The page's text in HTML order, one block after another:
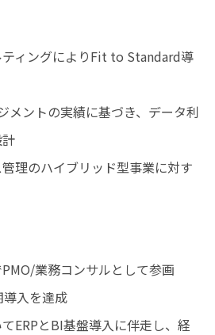
ィングによりFit to Standard導
メントの実績に基づき、データ利
理のハイブリッド型事業に対す
業務コンサルとして参画
導入を達成
ERPとBI基盤導入に伴走し、経